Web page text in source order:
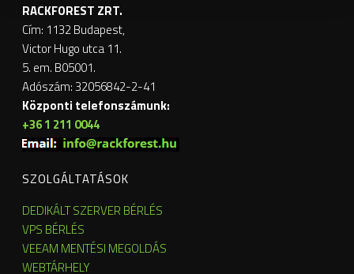
RACKFOREST ZRT.
Cím: 1132 Budapest,
Victor Hugo utca 11.
5. em. B05001.
Adószám: 32056842-2-41
Központi telefonszámunk:
+36 1 211 0044
SZOLGÁLTATÁSOK
DEDIKÁLT SZERVER BÉRLÉS
VPS BÉRLÉS
VEEAM MENTÉSI MEGOLDÁS
WEBTÁRHELY